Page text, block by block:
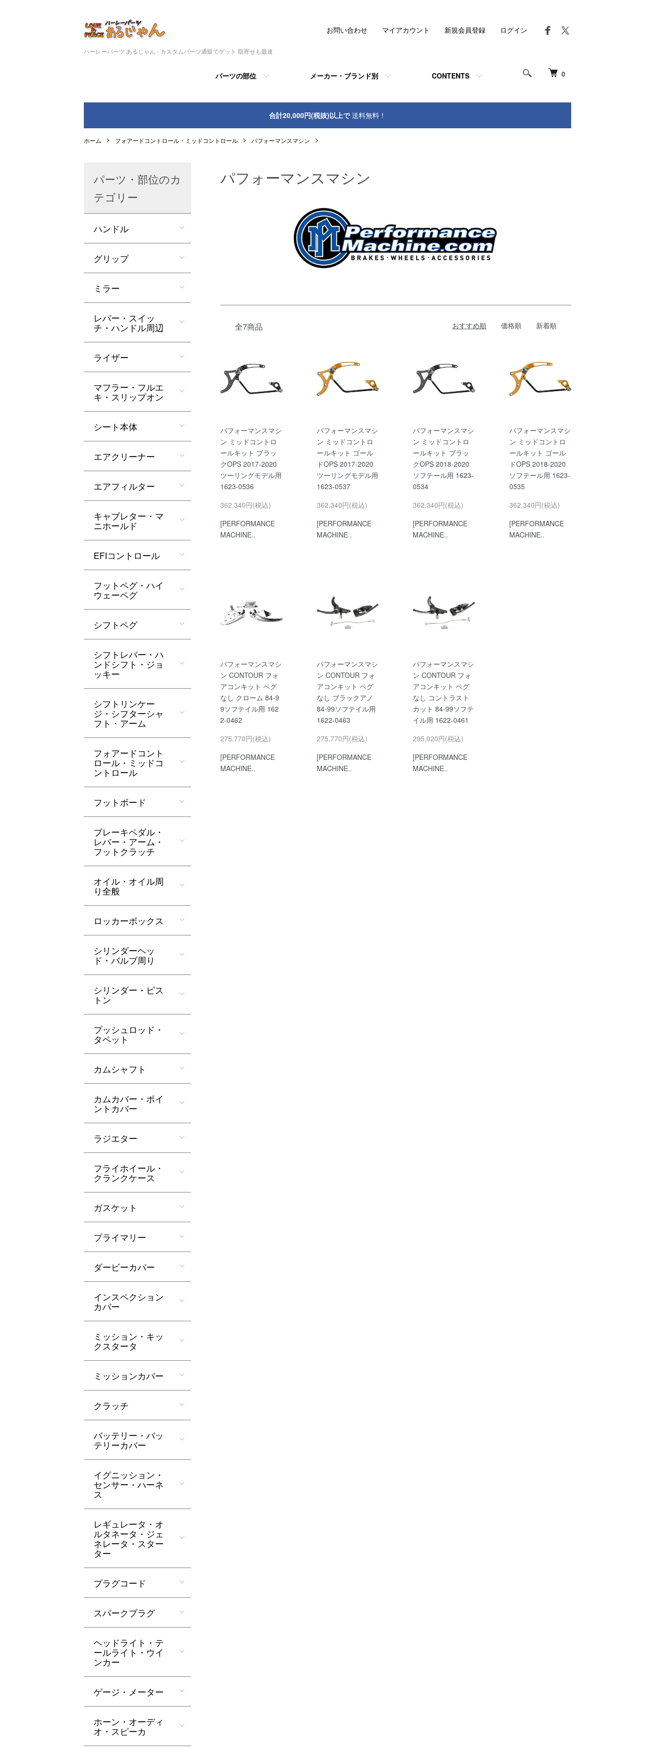
ハーレーパーツ あるじゃん - カスタムパーツ通販でゲット 取寄せも最速
0
パーツの部位 メーカー・ブランド別 CONTENTS
お問い合わせ マイアカウント 新規会員登録 ログイン
合計20,000円(税抜)以上で送料無料！
ホーム フォアードコントロール・ミッドコントロール パフォーマンスマシン
パフォーマンスマシン
全7商品 おすすめ順 価格順 新着順
パフォーマンスマシ
ン ミッドコントロ
ールキット ブラッ
クOPS 2017-2020
ツーリングモデル用
1623-0536
362,340円(税込)
[PERFORMANCE
MACHINE..
パフォーマンスマシ
ン ミッドコントロ
ールキット ゴール
ドOPS 2017-2020
ツーリングモデル用
1623-0537
362,340円(税込)
[PERFORMANCE
MACHINE..
パフォーマンスマシ
ン ミッドコントロ
ールキット ブラッ
クOPS 2018-2020
ソフテール用 1623-
0534
362,340円(税込)
[PERFORMANCE
MACHINE..
パフォーマンスマシ
ン ミッドコントロ
ールキット ゴール
ドOPS 2018-2020
ソフテール用 1623-
0535
362,340円(税込)
[PERFORMANCE
MACHINE..
パフォーマンスマシ
ン CONTOUR フォ
アコンキット ペグ
なし クローム 84-9
9ソフテイル用 162
2-0462
275,770円(税込)
[PERFORMANCE
MACHINE..
パフォーマンスマシ
ン CONTOUR フォ
アコンキット ペグ
なし ブラックアノ
84-99ソフテイル用
1622-0463
275,770円(税込)
[PERFORMANCE
MACHINE..
パフォーマンスマシ
ン CONTOUR フォ
アコンキット ペグ
なし コントラスト
カット 84-99ソフテ
イル用 1622-0461
295,020円(税込)
[PERFORMANCE
MACHINE..
パーツ・部位のカ
テゴリー
ハンドル
グリップ
ミラー
レバー・スイッ
チ・ハンドル周辺
ライザー
マフラー・フルエ
キ・スリップオン
シート本体
エアクリーナー
エアフィルター
キャブレター・マ
ニホールド
EFIコントロール
フットペグ・ハイ
ウェーペグ
シフトペグ
シフトレバー・ハ
ンドシフト・ジョ
ッキー
シフトリンケー
ジ・シフターシャ
フト・アーム
フォアードコント
ロール・ミッドコ
ントロール
フットボード
ブレーキペダル・
レバー・アーム・
フットクラッチ
オイル・オイル周
り全般
ロッカーボックス
シリンダーヘッ
ド・バルブ周り
シリンダー・ピス
トン
プッシュロッド・
タペット
カムシャフト
カムカバー・ポイ
ントカバー
ラジエター
フライホイール・
クランクケース
ガスケット
プライマリー
ダービーカバー
インスペクション
カバー
ミッション・キッ
クスタータ
ミッションカバー
クラッチ
バッテリー・バッ
テリーカバー
イグニッション・
センサー・ハーネ
ス
レギュレータ・オ
ルタネータ・ジェ
ネレータ・スター
ター
プラグコード
スパークプラグ
ヘッドライト・テ
ールライト・ウイ
ンカー
ゲージ・メーター
ホーン・オーディ
オ・スピーカ